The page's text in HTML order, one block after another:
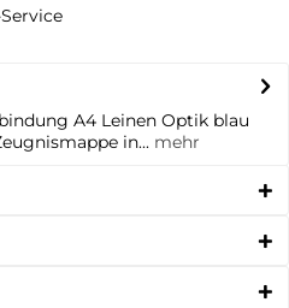
A4 Leinen Optik blau
in... mehr